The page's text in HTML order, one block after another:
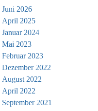
Juni 2026
April 2025
Januar 2024
Mai 2023
Februar 2023
Dezember 2022
August 2022
April 2022
September 2021